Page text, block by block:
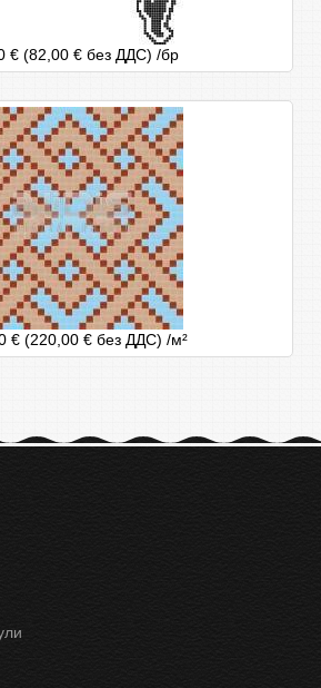
€ (82,00 € без ДДС) /бр
€ (220,00 € без ДДС) /м²